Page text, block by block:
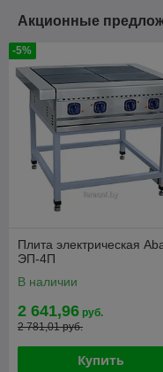
Акционные
-5%
Плита электрическая
ЭП-4П
В наличии
2 641,96 руб.
2 781,01 руб.
Купить